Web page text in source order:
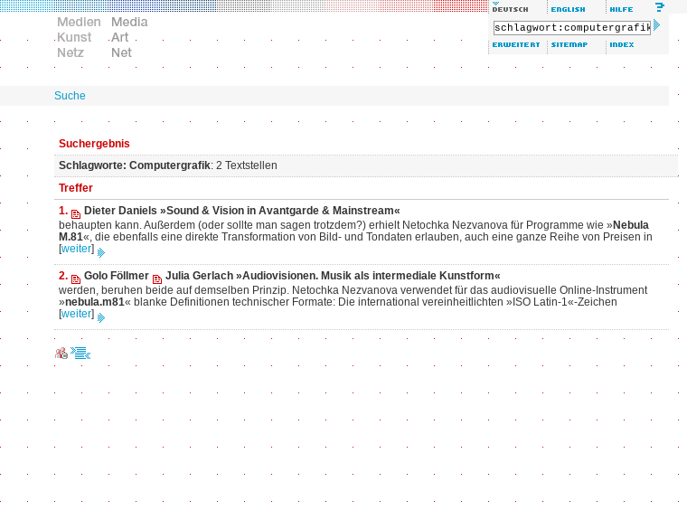
Suche
Suchergebnis
Schlagworte: Computergrafik: 2 Textstellen
Treffer
1.
Dieter Daniels »Sound & Vision in Avantgarde & Mainstream«
behaupten kann. Außerdem (oder sollte man sagen trotzdem?) erhielt Netochka Nezvanova für Programme wie »Nebula
M.81«, die ebenfalls eine direkte Transformation von Bild- und Tondaten erlauben, auch eine ganze Reihe von Preisen in
[weiter]
2. Golo Föllmer
Julia Gerlach »Audiovisionen. Musik als intermediale Kunstform«
werden, beruhen beide auf demselben Prinzip. Netochka Nezvanova verwendet für das audiovisuelle Online-Instrument
»nebula.m81« blanke Definitionen technischer Formate: Die international vereinheitlichten »ISO Latin-1«-Zeichen
[weiter]